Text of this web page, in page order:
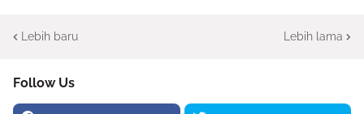
Lebih baru Lebih lama
Follow Us